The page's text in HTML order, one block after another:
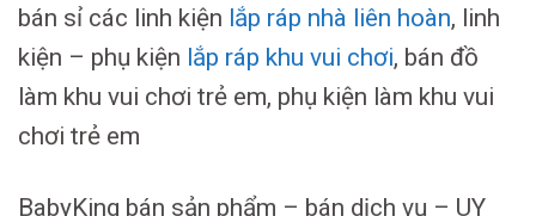
bán sỉ các linh kiện lắp ráp nhà liên hoàn, linh
kiện – phụ kiện lắp ráp khu vui chơi, bán đồ
làm khu vui chơi trẻ em, phụ kiện làm khu vui
chơi trẻ em
BabyKing bán sản phẩm – bán dịch vụ – UY